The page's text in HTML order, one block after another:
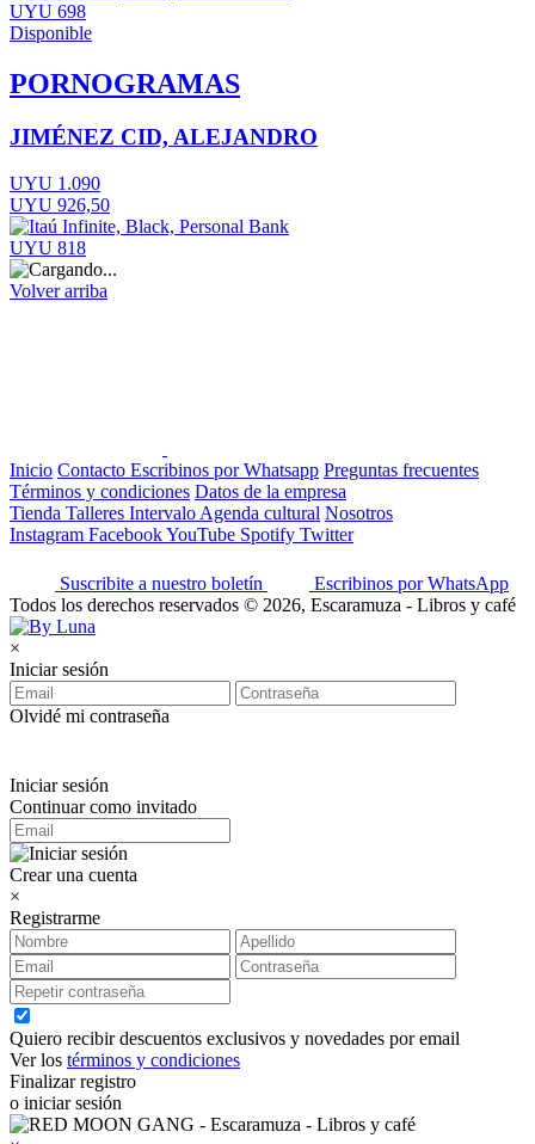
UYU 698
Disponible
PORNOGRAMAS
JIMÉNEZ CID, ALEJANDRO
UYU 1.090
UYU 926,50
UYU 818
Volver arriba
Inicio Contacto Escribinos por Whatsapp Preguntas frecuentes
Términos y condiciones Datos de la empresa
Tienda Talleres Intervalo Agenda cultural Nosotros
Instagram FacebookYouTube Spotify Twitter
Suscribite a nuestro boletín
Escribinos por WhatsApp
Todos los derechos reservados © 2026, Escaramuza - Libros y café
×
Iniciar sesión
Olvidé mi contraseña
Iniciar sesión
Continuar como invitado
Crear una cuenta
×
Registrarme
Quiero recibir descuentos exclusivos y novedades por email
Ver los términos y condiciones
Finalizar registro
o iniciar sesión